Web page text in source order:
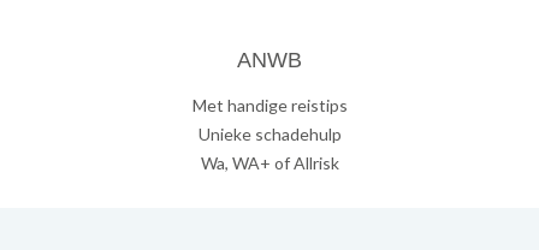
ANWB
Met handige reistips
Unieke schadehulp
Wa, WA+ of Allrisk